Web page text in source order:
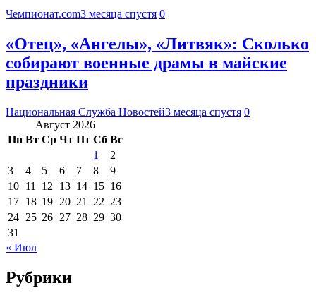
Чемпионат.com3 месяца спустя 0
«Отец», «Ангелы», «Литвяк»: Сколько
собирают военные драмы в майские
праздники
Национальная Служба Новостей3 месяца спустя 0
Август 2026
Пн Вт Ср Чт Пт Сб Вс
1
2
3
4 5 6 7 8
9
10 11 12 13 14 15 16
17 18 19 20 21 22 23
24 25 26 27 28 29 30
31
« Июл
Рубрики